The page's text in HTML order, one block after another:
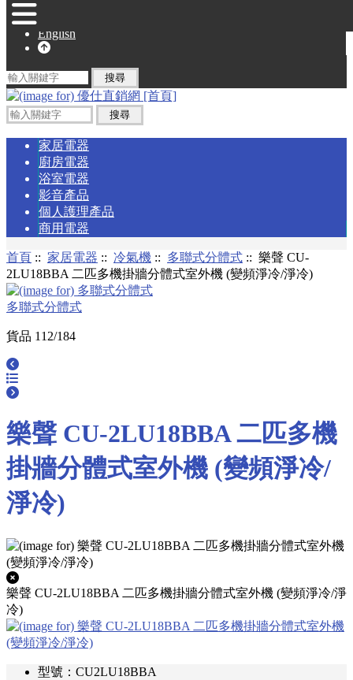
English
家居電器
廚房電器
浴室電器
影音產品
個人護理產品
商用電器
首頁 :: 家居電器 :: 冷氣機 :: 多聯式分體式 :: 樂聲 CU-
2LU18BBA 二匹多機掛牆分體式室外機 (變頻淨冷/淨冷)
多聯式分體式
貨品 112/184
樂聲 CU-2LU18BBA 二匹多機
掛牆分體式室外機 (變頻淨冷/
淨冷)
樂聲 CU-2LU18BBA 二匹多機掛牆分體式室外機 (變頻淨冷/淨
冷)
型號：CU2LU18BBA